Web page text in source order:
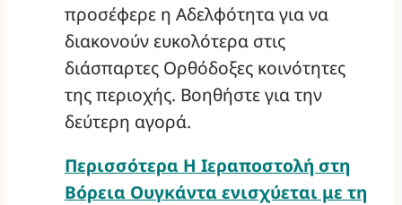
προσέφερε η Αδελφότητα για να
διακονούν ευκολότερα στις
διάσπαρτες Ορθόδοξες κοινότητες
της περιοχής. Βοηθήστε για την
δεύτερη αγορά.
Περισσότερα Η Ιεραποστολή στη
Βόρεια Ουγκάντα ενισχύεται με τη